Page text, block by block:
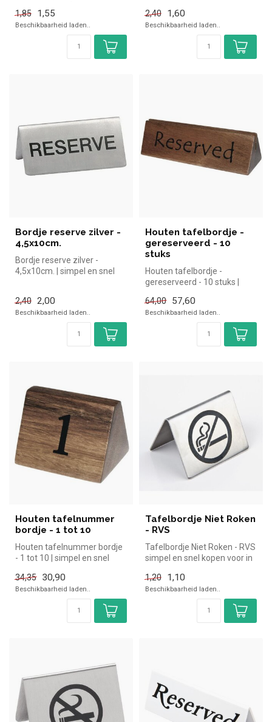
1,85
1,55
Beschikbaarheid laden..
2,40
1,60
Beschikbaarheid laden..
Bordje reserve zilver -
4,5x10cm.
Bordje reserve zilver -
4,5x10cm. | simpel en snel
2,40 2,00
Beschikbaarheid laden..
Houten tafelbordje -
gereserveerd - 10
stuks
Houten tafelbordje -
gereserveerd - 10 stuks |
de h...
64,00 57,60
Beschikbaarheid laden..
Houten tafelnummer
bordje - 1 tot 10
Houten tafelnummer bordje
- 1 tot 10 | simpel en snel
34,35
30,90
Beschikbaarheid laden..
Tafelbordje Niet Roken
- RVS
Tafelbordje Niet Roken - RVS
simpel en snel kopen voor in
1,20
1,10
Beschikbaarheid laden..